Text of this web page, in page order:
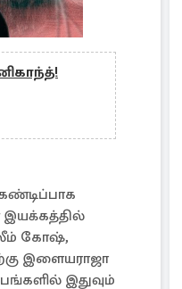
இயக்கத்தில்
கோஷ்,
இளையராஜா
இதுவும்